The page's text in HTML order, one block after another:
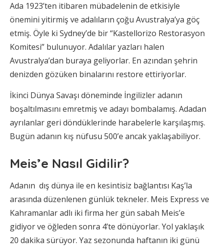
Ada 1923’ten itibaren mübadelenin de etkisiyle
önemini yitirmiş ve adalıların çoğu Avustralya’ya göç
etmiş. Öyle ki Sydney’de bir “Kastellorizo Restorasyon
Komitesi” bulunuyor. Adalılar yazları halen
Avustralya’dan buraya geliyorlar. En azından şehrin
denizden gözüken binalarını restore ettiriyorlar.
İkinci Dünya Savaşı döneminde İngilizler adanın
boşaltılmasını emretmiş ve adayı bombalamış. Adadan
ayrılanlar geri döndüklerinde harabelerle karşılaşmış.
Bugün adanın kış nüfusu 500’e ancak yaklaşabiliyor.
Meis’e Nasıl Gidilir?
Adanın dış dünya ile en kesintisiz bağlantısı Kaş’la
arasında düzenlenen günlük tekneler. Meis Express ve
Kahramanlar adlı iki firma her gün sabah Meis’e
gidiyor ve öğleden sonra 4’te dönüyorlar. Yol yaklaşık
20 dakika sürüyor. Yaz sezonunda haftanın iki günü